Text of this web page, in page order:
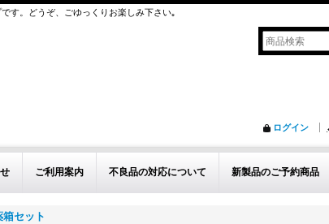
す。どうぞ、ごゆっくりお楽しみ下さい｡
ログイン
ご利用案内 不良品の対応について 新製品のご予約商品
セット